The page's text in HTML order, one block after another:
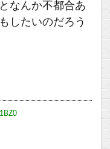
なんか不都合あ
したいのだろう